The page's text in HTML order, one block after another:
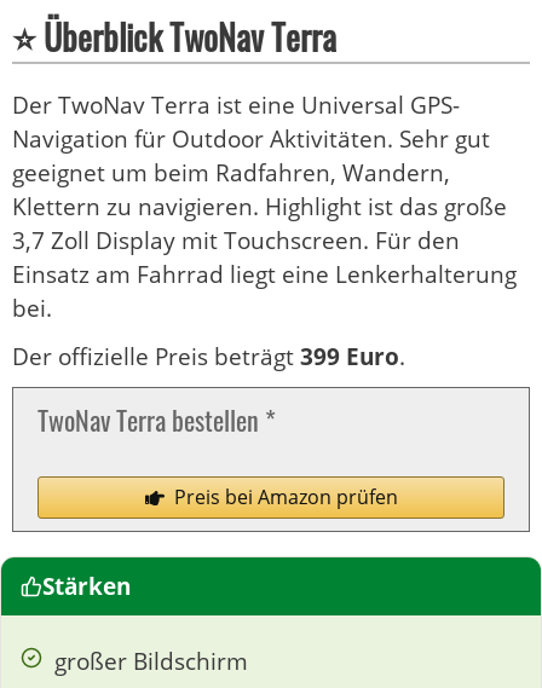
⭐ Überblick TwoNav Terra
Der TwoNav Terra ist eine Universal GPS-
Navigation für Outdoor Aktivitäten. Sehr gut
geeignet um beim Radfahren, Wandern,
Klettern zu navigieren. Highlight ist das große
3,7 Zoll Display mit Touchscreen. Für den
Einsatz am Fahrrad liegt eine Lenkerhalterung
bei.
Der offizielle Preis beträgt399 Euro.
TwoNav Terra bestellen *
Preis bei Amazon prüfen
Stärken
großer Bildschirm